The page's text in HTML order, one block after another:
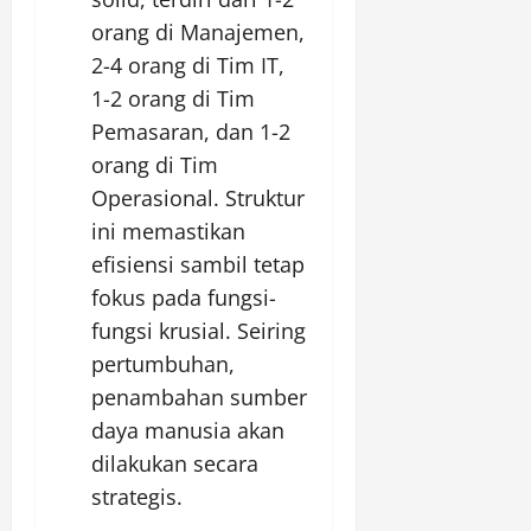
orang di Manajemen,
2-4 orang di Tim IT,
1-2 orang di Tim
Pemasaran, dan 1-2
orang di Tim
Operasional. Struktur
ini memastikan
efisiensi sambil tetap
fokus pada fungsi-
fungsi krusial. Seiring
pertumbuhan,
penambahan sumber
daya manusia akan
dilakukan secara
strategis.